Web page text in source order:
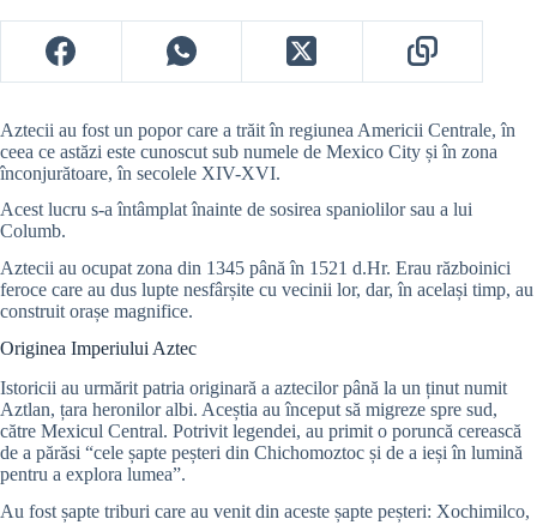
Aztecii au fost un popor care a trăit în regiunea Americii Centrale, în
ceea ce astăzi este cunoscut sub numele de Mexico City și în zona
înconjurătoare, în secolele XIV-XVI.
Acest lucru s-a întâmplat înainte de sosirea spaniolilor sau a lui
Columb.
Aztecii au ocupat zona din 1345 până în 1521 d.Hr. Erau războinici
feroce care au dus lupte nesfârșite cu vecinii lor, dar, în același timp, au
construit orașe magnifice.
Originea Imperiului Aztec
Istoricii au urmărit patria originară a aztecilor până la un ținut numit
Aztlan, țara heronilor albi. Aceștia au început să migreze spre sud,
către Mexicul Central. Potrivit legendei, au primit o poruncă cerească
de a părăsi “cele șapte peșteri din Chichomoztoc și de a ieși în lumină
pentru a explora lumea”.
Au fost șapte triburi care au venit din aceste șapte peșteri: Xochimilco,